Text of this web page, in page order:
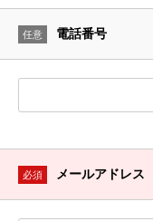
任意 電話番号
必須 メールアドレス